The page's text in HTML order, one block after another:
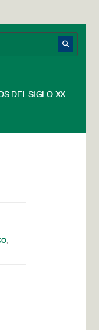
DEL SIGLO XX
,